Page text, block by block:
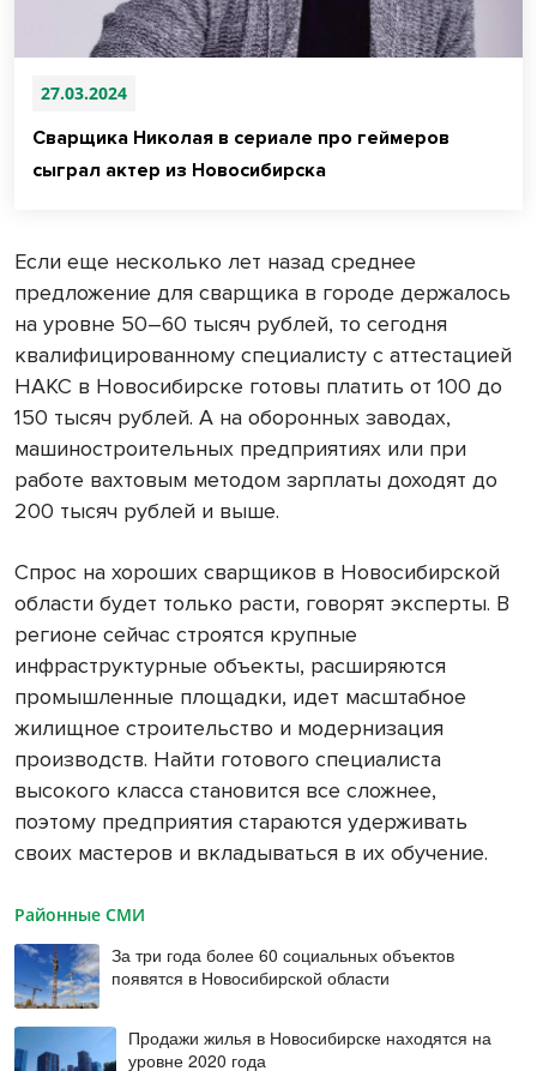
27.03.2024
Сварщика Николая в сериале про геймеров
сыграл актер из Новосибирска
Если еще несколько лет назад среднее
предложение для сварщика в городе держалось
на уровне 50–60 тысяч рублей, то сегодня
квалифицированному специалисту с аттестацией
НАКС в Новосибирске готовы платить от 100 до
150 тысяч рублей. А на оборонных заводах,
машиностроительных предприятиях или при
работе вахтовым методом зарплаты доходят до
200 тысяч рублей и выше.
Спрос на хороших сварщиков в Новосибирской
области будет только расти, говорят эксперты. В
регионе сейчас строятся крупные
инфраструктурные объекты, расширяются
промышленные площадки, идет масштабное
жилищное строительство и модернизация
производств. Найти готового специалиста
высокого класса становится все сложнее,
поэтому предприятия стараются удерживать
своих мастеров и вкладываться в их обучение.
Районные СМИ
За три года более 60 социальных объектов
появятся в Новосибирской области
Продажи жилья в Новосибирске находятся на
уровне 2020 года